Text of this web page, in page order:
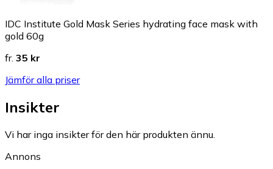
IDC Institute Gold Mask Series hydrating face mask with
gold 60g
fr. 35 kr
Jämför alla priser
Insikter
Vi har inga insikter för den här produkten ännu.
Annons